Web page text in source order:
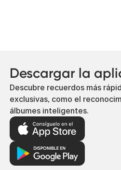
Descargar la
Descubre recuerdos más
exclusivas, como el
álbumes inteligentes.